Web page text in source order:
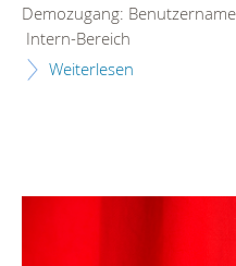
Demozugang:
Intern-Bereich
Weiterlesen